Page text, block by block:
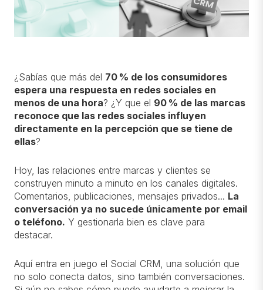
¿Sabías que más del 70 % de los consumidores
espera una respuesta en redes sociales en
menos de una hora? ¿Y que el 90 % de las marcas
reconoce que las redes sociales influyen
directamente en la percepción que se tiene de
ellas?
Hoy, las relaciones entre marcas y clientes se
construyen minuto a minuto en los canales digitales.
Comentarios, publicaciones, mensajes privados... La
conversación ya no sucede únicamente por email
o teléfono. Y gestionarla bien es clave para
destacar.
Aquí entra en juego el Social CRM, una solución que
no solo conecta datos, sino también conversaciones.